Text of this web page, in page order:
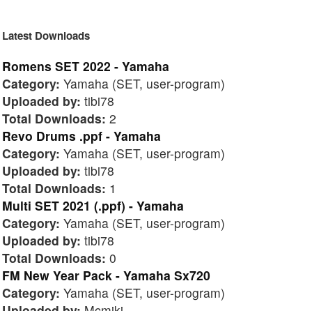
Latest Downloads
Romens SET 2022 - Yamaha
Category: Yamaha (SET, user-program)
Uploaded by: tibi78
Total Downloads: 2
Revo Drums .ppf - Yamaha
Category: Yamaha (SET, user-program)
Uploaded by: tibi78
Total Downloads: 1
Multi SET 2021 (.ppf) - Yamaha
Category: Yamaha (SET, user-program)
Uploaded by: tibi78
Total Downloads: 0
FM New Year Pack - Yamaha Sx720
Category: Yamaha (SET, user-program)